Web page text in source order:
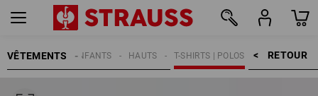
VÊTEMENTS RETOUR    >
T-SHIRTS | POLOS
HAUTS
ENFANTS